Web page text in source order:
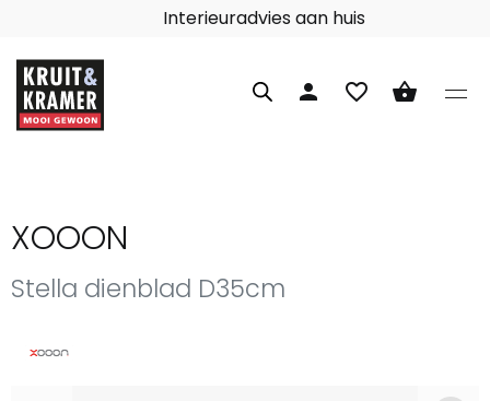
Interieuradvies aan huis
person favorite_border shopping_basket
XOOON
Stella dienblad D35cm